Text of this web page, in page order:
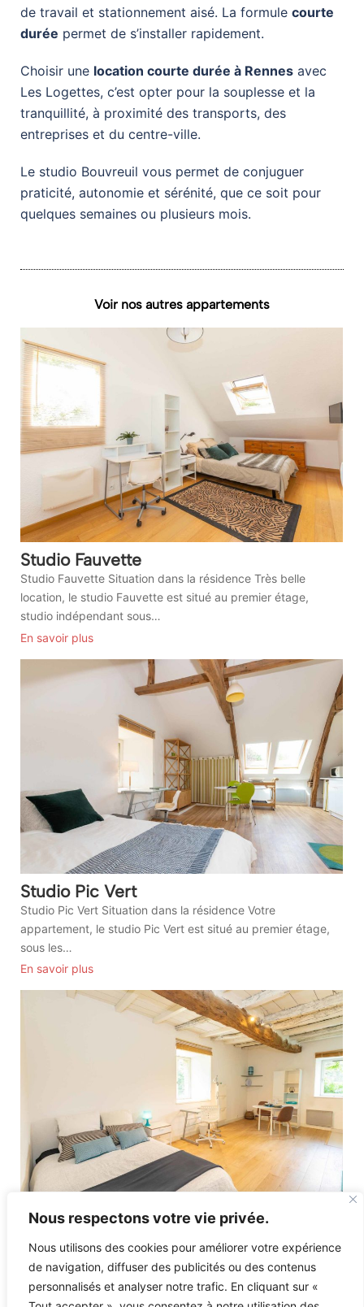
Nous respectons votre vie privée.
Nous utilisons des cookies pour améliorer votre expérience
de navigation, diffuser des publicités ou des contenus
personnalisés et analyser notre trafic. En cliquant sur «
de travail et stationnement aisé. La formule courte
durée permet de s’installer rapidement.
Choisir une location courte durée à Rennes avec
Les Logettes, c’est opter pour la souplesse et la
tranquillité, à proximité des transports, des
entreprises et du centre-ville.
Le studio Bouvreuil vous permet de conjuguer
praticité, autonomie et sérénité, que ce soit pour
quelques semaines ou plusieurs mois.
Voir nos autres appartements
Studio Fauvette
Studio Fauvette Situation dans la résidence Très belle
location, le studio Fauvette est situé au premier étage,
studio indépendant sous…
En savoir plus
Studio Pic Vert
Studio Pic Vert Situation dans la résidence Votre
appartement, le studio Pic Vert est situé au premier étage,
sous les…
En savoir plus
Studio Mésange
Studio Mésange Situation dans la résidence Le studio
Mésange est situé au rez de chaussée, droite. Sur parquet
chêne massif,…
En savoir plus